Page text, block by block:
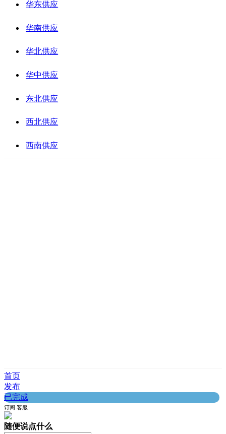
华东供应
华南供应
华北供应
华中供应
东北供应
西北供应
西南供应
首页
发布
已完成
订阅 客服
随便说点什么